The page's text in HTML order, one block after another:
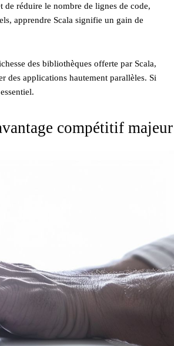
de réduire le nombre de lignes de code,
apprendre Scala signifie un gain de
des bibliothèques offerte par Scala,
des applications hautement parallèles. Si
compétitif majeur